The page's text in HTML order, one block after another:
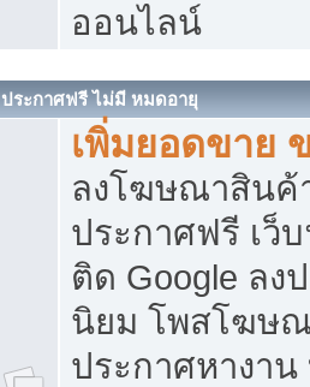
ออนไลน์
ประกาศฟรี ไม่มี หมดอายุ
เพิ่มยอดขาย
ลงโฆษณาสิน
ประกาศฟรี เว็
ติด Google ลง
นิยม โพสโฆษ
ประกาศหางาน